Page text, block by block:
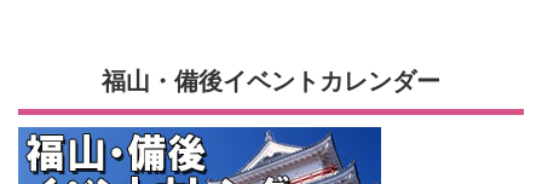
福山・備後イベントカレンダー